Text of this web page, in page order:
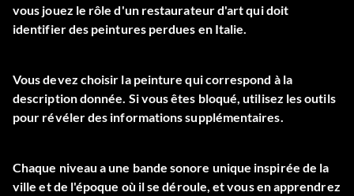
vous jouez le rôle d'un restaurateur d'art qui doit
identifier des peintures perdues en Italie.
Vous devez choisir la peinture qui correspond à la
description donnée. Si vous êtes bloqué, utilisez les outils
pour révéler des informations supplémentaires.
Chaque niveau a une bande sonore unique inspirée de la
ville et de l'époque où il se déroule, et vous en apprendrez